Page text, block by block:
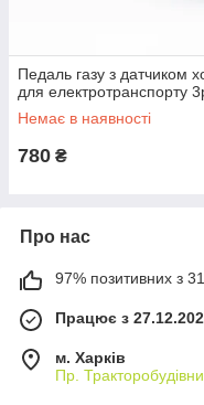
Педаль газу з датчиком
для електротранспорту
Немає в наявності
780 ₴
Про нас
97% позитивних з
Працює з
м. Харків
Пр.